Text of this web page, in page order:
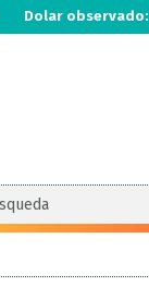
Dolar observado: